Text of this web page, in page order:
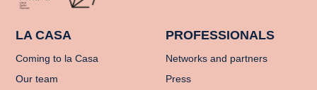
LA CASA
Coming to la Casa
Our team
PROFESSIONALS
Networks and partners
Press